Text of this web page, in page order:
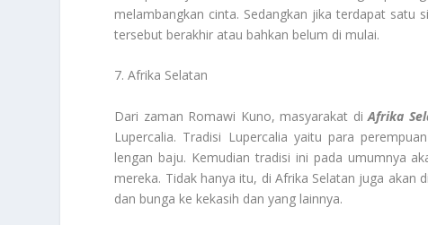
melambangkan cinta. Sedangkan jika terdapat satu
tersebut berakhir atau bahkan belum di mulai.
7. Afrika Selatan
Dari zaman Romawi Kuno, masyarakat diAfrika
Lupercalia. Tradisi Lupercalia yaitu para
lengan baju. Kemudian tradisi ini pada umumnya
mereka. Tidak hanya itu, di Afrika Selatan juga akan
dan bunga ke kekasih dan yang lainnya.